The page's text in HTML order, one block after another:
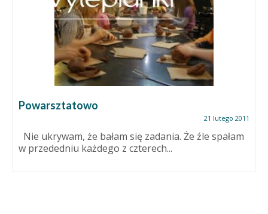
Powarsztatowo
21 lutego 2011
Nie ukrywam, że bałam się zadania. Że źle spałam
w przededniu każdego z czterech...